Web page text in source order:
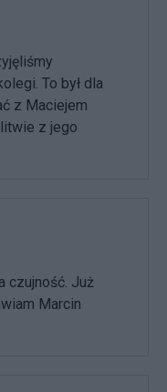
To był dla
z Maciejem
z jego
czujność. Już
Marcin